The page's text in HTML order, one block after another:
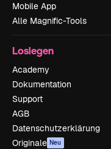
Mobile App
Alle Magnific-Tools
Loslegen
Academy
Dokumentation
Support
AGB
Datenschutzerklärung
Originale Neu